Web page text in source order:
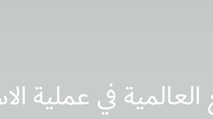
في عملية